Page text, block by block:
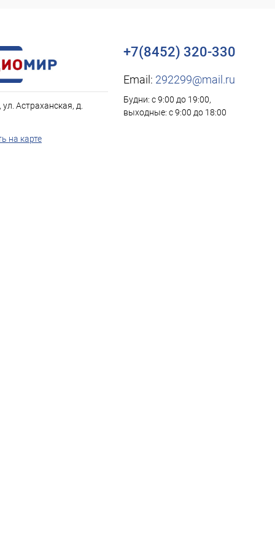
ул. Астраханская, д.
на карте
+7(8452) 320-330
Email: 292299@mail.ru
Будни: с 9:00 до 19:00,
выходные: с 9:00 до 18:00